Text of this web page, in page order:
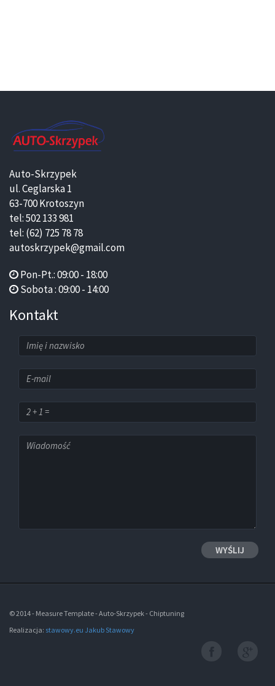
Auto-Skrzypek
ul. Ceglarska 1
63-700 Krotoszyn
tel: 502 133 981
tel: (62) 725 78 78
autoskrzypek@gmail.com
Pon-Pt.: 09:00 - 18:00
Sobota : 09:00 - 14:00
Kontakt
© 2014 - Measure Template - Auto-Skrzypek - Chiptuning
Realizacja: stawowy.eu Jakub Stawowy